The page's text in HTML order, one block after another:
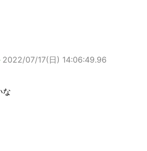
2022/07/17(日) 14:06:49.96
な